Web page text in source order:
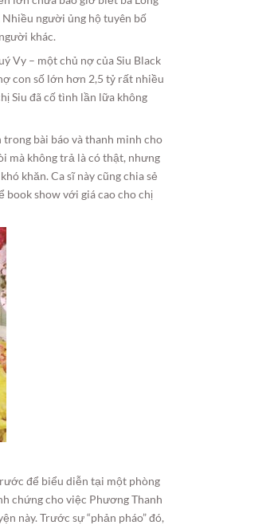
Nhiều người ủng hộ tuyên bố
khác.
Vy – một chủ nợ của Siu Black
con số lớn hơn 2,5 tỷ rất nhiều
Siu đã cố tình lần lữa không
bài báo và thanh minh cho
mà không trả là có thật, nhưng
khăn. Ca sĩ này cũng chia sẻ
book show với giá cao cho chị
để biểu diễn tại một phòng
chứng cho việc Phương Thanh
này. Trước sự “phản pháo” đó,